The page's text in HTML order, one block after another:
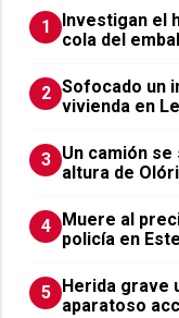
1
Investigan el
cola del
2 Sofocado un
vivienda en
3 Un camión se
altura de
4
Muere al
policía en
5
Herida grave
aparatoso